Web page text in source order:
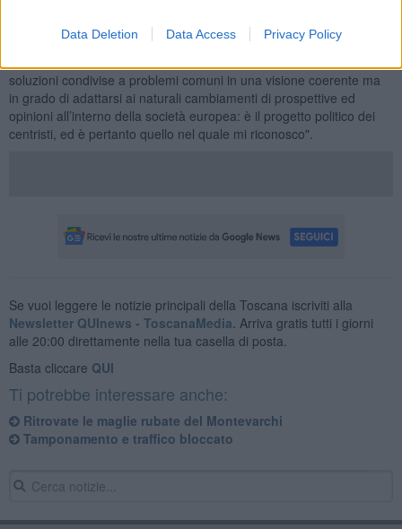
Data Deletion Data Access Privacy Policy
anche per portare con orgoglio l'esperienza vincente della nostra
città. Mi riconosco pienamente nella visione europeista del PPE e
soluzioni condivise a problemi comuni in una visione coerente ma
in grado di adattarsi ai naturali cambiamenti di prospettive ed
opinioni all’interno della società europea: è il progetto politico dei
centristi, ed è pertanto quello nel quale mi riconosco".
Se vuoi leggere le notizie principali della Toscana iscriviti alla
Newsletter QUInews - ToscanaMedia. Arriva gratis tutti i giorni
alle 20:00 direttamente nella tua casella di posta.
Basta cliccare QUI
Ti potrebbe interessare anche:
Ritrovate le maglie rubate del Montevarchi
Tamponamento e traffico bloccato